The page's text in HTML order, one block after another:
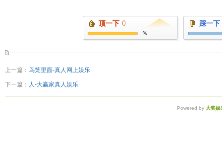
顶一下 ()
%
踩一下
上一篇： 鸟笼里面-真人网上娱乐
下一篇： 人-大赢家真人娱乐
Powered by 大奖娱